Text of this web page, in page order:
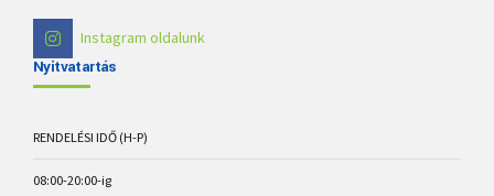
Instagram oldalunk
Nyitvatartás
RENDELÉSI IDŐ (H-P)
08:00-20:00-ig